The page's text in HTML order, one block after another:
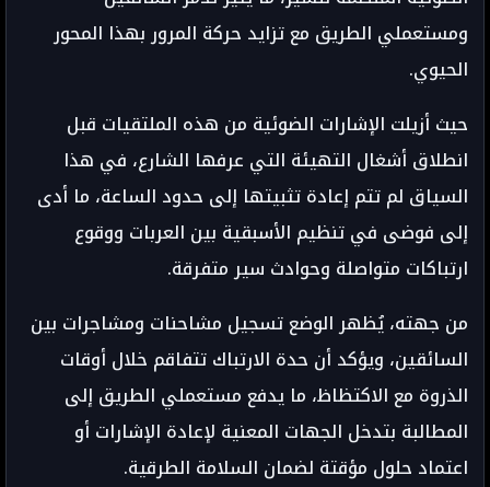
ومستعملي الطريق مع تزايد حركة المرور بهذا المحور
الحيوي.
حيث أزيلت الإشارات الضوئية من هذه الملتقيات قبل
انطلاق أشغال التهيئة التي عرفها الشارع، في هذا
السياق لم تتم إعادة تثبيتها إلى حدود الساعة، ما أدى
إلى فوضى في تنظيم الأسبقية بين العربات ووقوع
ارتباكات متواصلة وحوادث سير متفرقة.
من جهته، يُظهر الوضع تسجيل مشاحنات ومشاجرات بين
السائقين، ويؤكد أن حدة الارتباك تتفاقم خلال أوقات
الذروة مع الاكتظاظ، ما يدفع مستعملي الطريق إلى
المطالبة بتدخل الجهات المعنية لإعادة الإشارات أو
اعتماد حلول مؤقتة لضمان السلامة الطرقية.